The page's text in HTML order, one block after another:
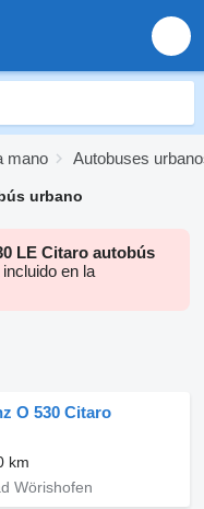
mano Autobuses
urbano
LE Citaro autobús
en la
O 530 Citaro
km
Wörishofen